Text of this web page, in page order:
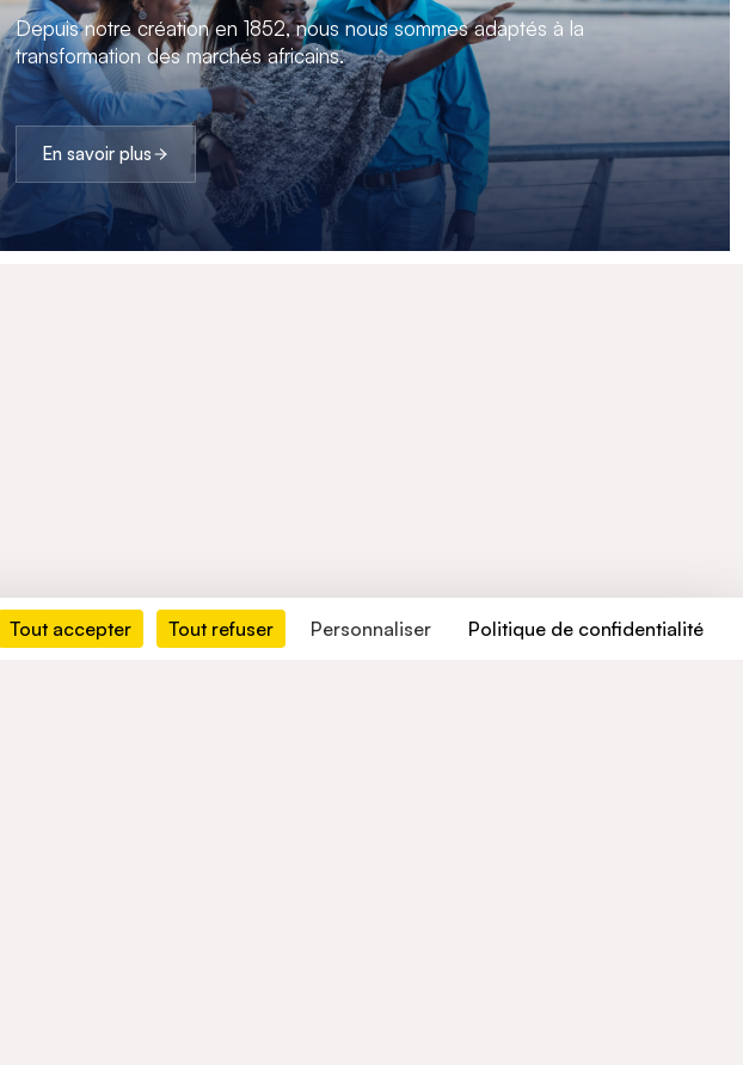
Depuis notre création en 1852, nous nous sommes adaptés à la
transformation des marchés africains.
En savoir plus
Tout accepter Tout refuser Personnaliser Politique de confidentialité